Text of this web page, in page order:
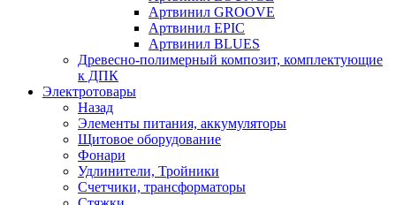
Артвинил GROOVE
Артвинил EPIC
Артвинил BLUES
Древесно-полимерный композит, комплектующие
к ДПК
Электротовары
Назад
Элементы питания, аккумуляторы
Щитовое оборудование
Фонари
Удлинители, Тройники
Счетчики, трансформаторы